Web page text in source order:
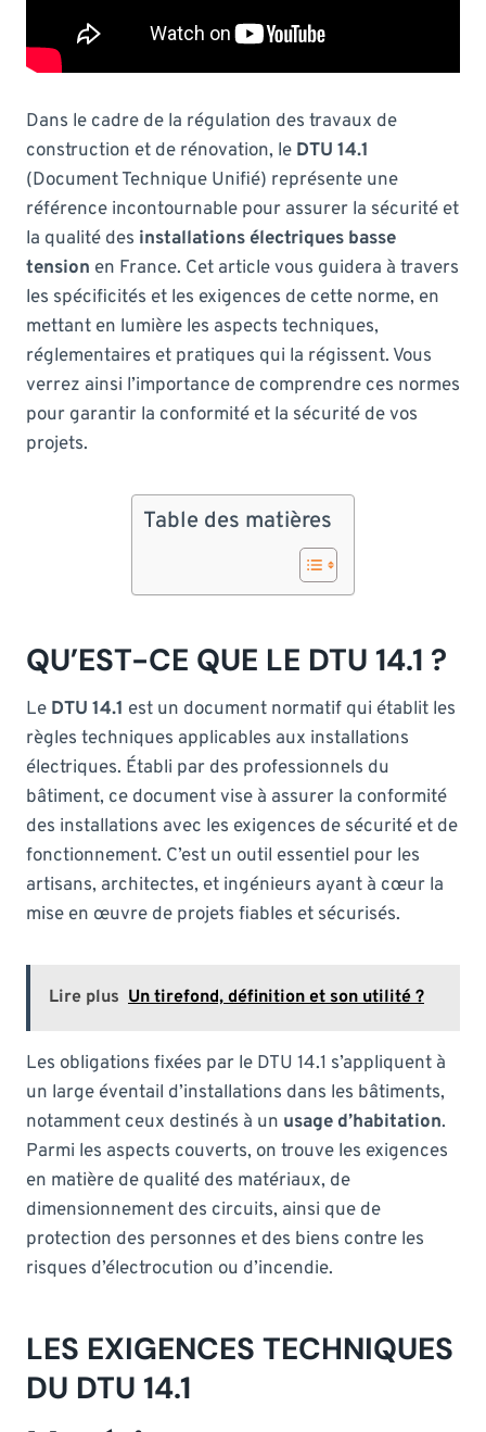
Dans le cadre de la régulation des travaux de
construction et de rénovation, le DTU 14.1
(Document Technique Unifié) représente une
référence incontournable pour assurer la sécurité et
la qualité des installations électriques basse
tension en France. Cet article vous guidera à travers
les spécificités et les exigences de cette norme, en
mettant en lumière les aspects techniques,
réglementaires et pratiques qui la régissent. Vous
verrez ainsi l’importance de comprendre ces normes
pour garantir la conformité et la sécurité de vos
projets.
Table des matières
QU’EST-CE QUE LE DTU 14.1 ?
Le DTU 14.1 est un document normatif qui établit les
règles techniques applicables aux installations
électriques. Établi par des professionnels du
bâtiment, ce document vise à assurer la conformité
des installations avec les exigences de sécurité et de
fonctionnement. C’est un outil essentiel pour les
artisans, architectes, et ingénieurs ayant à cœur la
mise en œuvre de projets fiables et sécurisés.
Lire plus Un tirefond, définition et son utilité ?
Les obligations fixées par le DTU 14.1 s’appliquent à
un large éventail d’installations dans les bâtiments,
notamment ceux destinés à un usage d’habitation.
Parmi les aspects couverts, on trouve les exigences
en matière de qualité des matériaux, de
dimensionnement des circuits, ainsi que de
protection des personnes et des biens contre les
risques d’électrocution ou d’incendie.
LES EXIGENCES TECHNIQUES
DU DTU 14.1